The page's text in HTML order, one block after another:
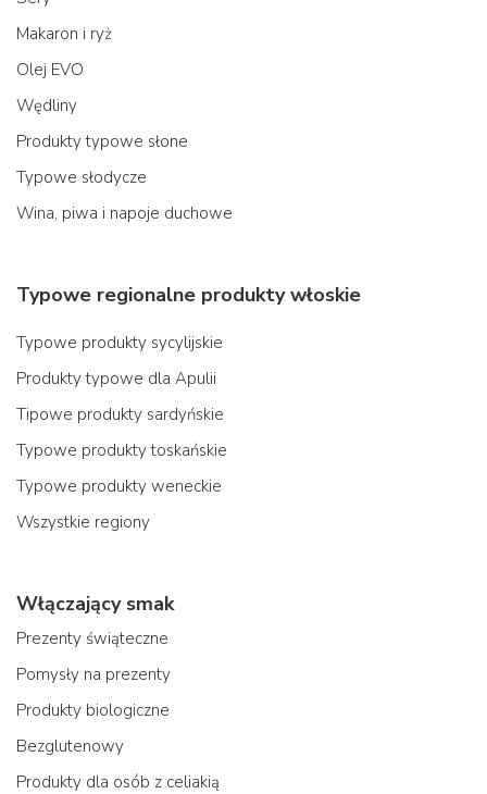
Makaron i ryż
Olej EVO
Wędliny
Produkty typowe słone
Typowe słodycze
Wina, piwa i napoje duchowe
Typowe regionalne produkty włoskie
Typowe produkty sycylijskie
Produkty typowe dla Apulii
Tipowe produkty sardyńskie
Typowe produkty toskańskie
Typowe produkty weneckie
Wszystkie regiony
Włączający smak
Prezenty świąteczne
Pomysły na prezenty
Produkty biologiczne
Bezglutenowy
Produkty dla osób z celiakią